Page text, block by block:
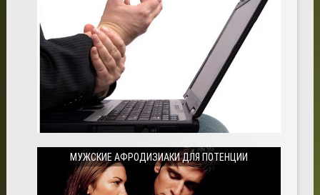
МУЖСКИЕ АФРОДИЗИАКИ ДЛЯ ПОТЕНЦИИ